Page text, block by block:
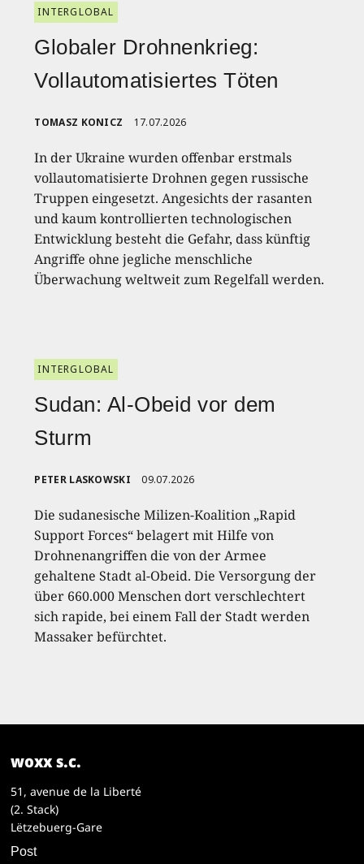
INTERGLOBAL
Globaler Drohnenkrieg:
Vollautomatisiertes Töten
TOMASZ KONICZ 17.07.2026
In der Ukraine wurden offenbar erstmals
vollautomatisierte Drohnen gegen russische
Truppen eingesetzt. Angesichts der rasanten
und kaum kontrollierten technologischen
Entwicklung besteht die Gefahr, dass künftig
Angriffe ohne jegliche menschliche
Überwachung weltweit zum Regelfall werden.
INTERGLOBAL
Sudan: Al-Obeid vor dem
Sturm
PETER LASKOWSKI 09.07.2026
Die sudanesische Milizen-Koalition „Rapid
Support Forces“ belagert mit Hilfe von
Drohnenangriffen die von der Armee
gehaltene Stadt al-Obeid. Die Versorgung der
über 660.000 Menschen dort verschlechtert
sich rapide, bei einem Fall der Stadt werden
Massaker befürchtet.
woxx s.c.
51, avenue de la Liberté
(2. Stack)
Lëtzebuerg-Gare
Post